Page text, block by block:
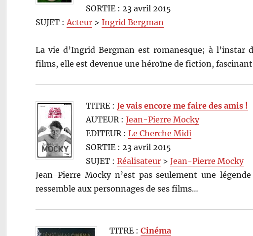
SORTIE : 23 avril 2015
SUJET : Acteur >Ingrid Bergman
La vie d’Ingrid Bergman est romanesque; à l’instar
films, elle est devenue une héroïne de fiction,
TITRE :Je vais encore me faire des amis !
AUTEUR :Jean-Pierre Mocky
EDITEUR :Le Cherche Midi
SORTIE : 23 avril 2015
SUJET :Réalisateur >Jean-Pierre Mocky
Jean-Pierre Mocky n’est pas seulement une
ressemble aux personnages de ses films…
TITRE :Cinéma